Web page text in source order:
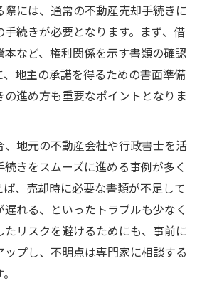
き地事例も参考に関係強化を
地権戸建を売却する際の留意点
借地戸建売却時の注意ポイント
却と大阪市貸し土地の違い解説
借地の譲渡で気をつける点
借りる場合の交渉準備法
には、通常の不動産売却手続きに
続きが必要となります。まず、借
など、権利関係を示す書類の確認
地主の承諾を得るための書面準備
進め方も重要なポイントとなりま
、地元の不動産会社や行政書士を活
きをスムーズに進める事例が多く
ば、売却時に必要な書類が不足して
れる、といったトラブルも少なく
たリスクを避けるためにも、事前に
プし、不明点は専門家に相談する